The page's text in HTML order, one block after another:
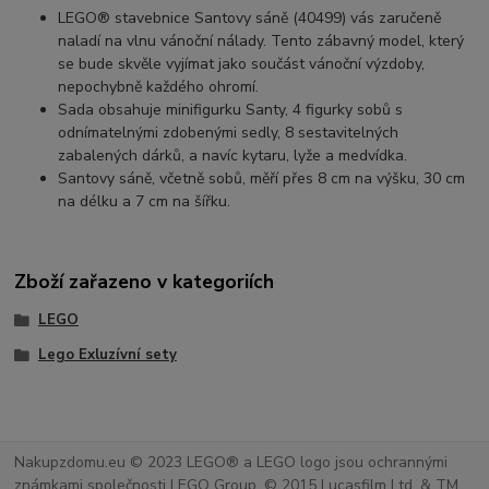
LEGO® stavebnice Santovy sáně (40499) vás zaručeně
naladí na vlnu vánoční nálady. Tento zábavný model, který
se bude skvěle vyjímat jako součást vánoční výzdoby,
nepochybně každého ohromí.
Sada obsahuje minifigurku Santy, 4 figurky sobů s
odnímatelnými zdobenými sedly, 8 sestavitelných
zabalených dárků, a navíc kytaru, lyže a medvídka.
Santovy sáně, včetně sobů, měří přes 8 cm na výšku, 30 cm
na délku a 7 cm na šířku.
Zboží zařazeno v kategoriích
LEGO
Lego Exluzívní sety
Nakupzdomu.eu © 2023 LEGO® a LEGO logo jsou ochrannými